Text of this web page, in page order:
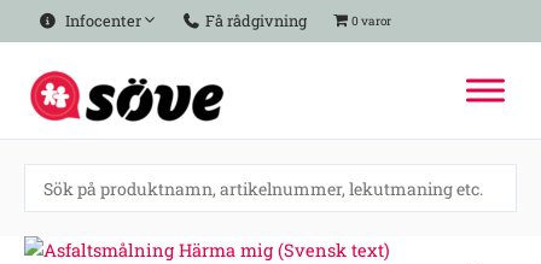
Hoppa
till
innehåll
Infocenter Få rådgivning 0 varor
Asfaltsmålning